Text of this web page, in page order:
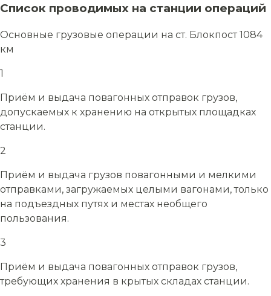
Список проводимых на станции операций
Основные грузовые операции на ст. Блокпост 1084
км
1
Приём и выдача повагонных отправок грузов,
допускаемых к хранению на открытых площадках
станции.
2
Приём и выдача грузов повагонными и мелкими
отправками, загружаемых целыми вагонами, только
на подъездных путях и местах необщего
пользования.
3
Приём и выдача повагонных отправок грузов,
требующих хранения в крытых складах станции.